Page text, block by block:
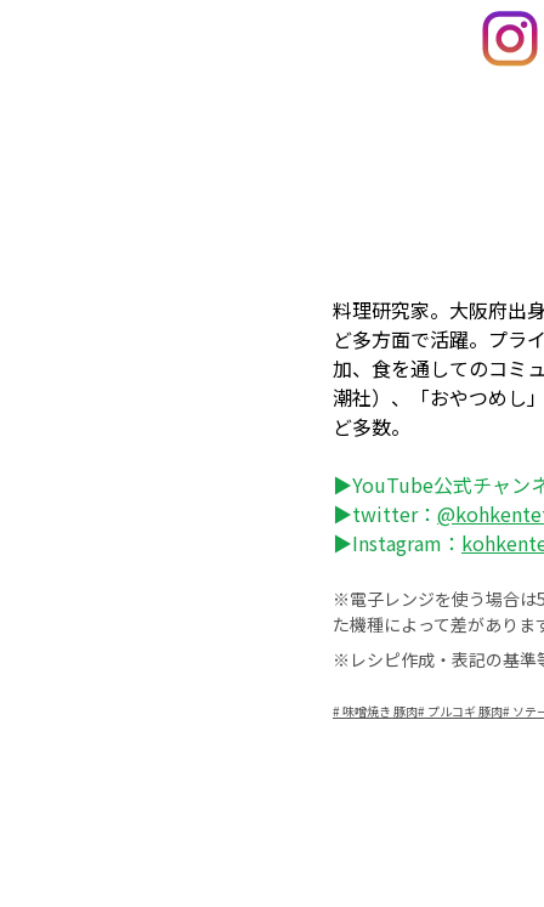
料理研究家。大阪府出
ど多方面で活躍。プラ
加、食を通してのコミ
潮社）、「おやつめし
ど多数。
▶YouTube公式チャン
▶twitter：
▶Instagram：
※電子レンジを使う場合は
た機種によって差がありま
※レシピ作成・表記の基準
#味噌焼き 豚肉# プルコギ 豚肉# ソテ